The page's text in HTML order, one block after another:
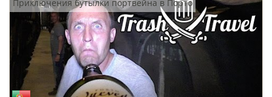
Приключения бутылки портвейна в Порто